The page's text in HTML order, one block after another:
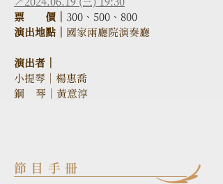
票　　價｜ 300、500、800
演出地點｜
國家兩廳院演奏廳
演出者｜
小提琴｜楊惠喬
鋼    琴｜黃意淳
節目手冊